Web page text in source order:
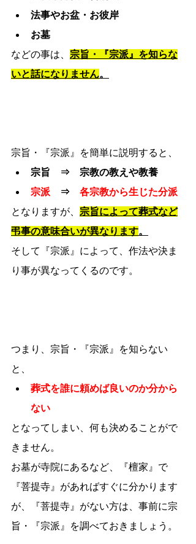
法事やお盆・お彼岸
お墓
などの事は、 宗旨・『宗派』を知らな
いと話になりません。
宗旨・『宗派』を簡単に説明すると、
宗旨　⇒　宗教の教えや教養
宗派 ⇒ 各宗教から生じた分派
となりますが、 宗旨によって葬式など
弔事の意味合いが異なります。
そして『宗派』によって、作法や決ま
り事が異なってくるのです。
つまり、宗旨・『宗派』を知らない
と、
葬式を誰に頼めば良いのか分から
ない
となってしまい、何も決めることがで
きません。
お墓が寺院にあるなど、『檀家』で
『菩提寺』があればすぐに分かります
が、『菩提寺』がない方は、事前に宗
旨・『宗派』を調べておきましょう。